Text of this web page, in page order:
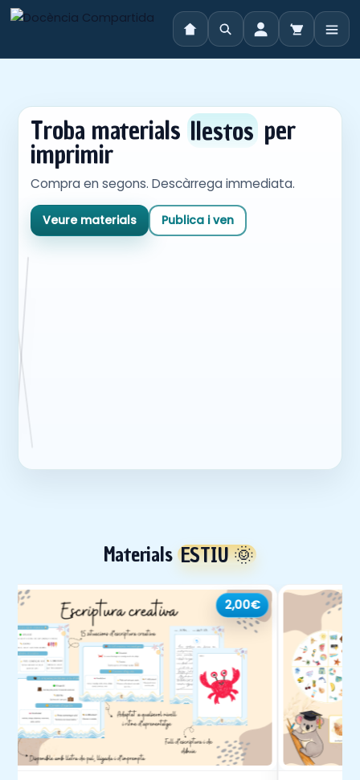
contingut
Troba materialsllestos per
imprimir
Compra en segons. Descàrrega immediata.
Veure materials Publica i ven
MaterialsESTIU 🌞
2,00€